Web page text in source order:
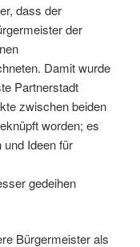
dass der
der
Damit wurde
Partnerstadt
zwischen beiden
worden; es
Ideen für
gedeihen
Bürgermeister als